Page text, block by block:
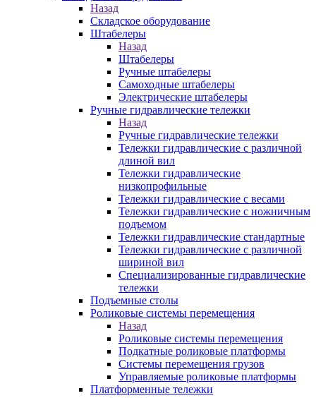
Назад
Складское оборудование
Штабелеры
Назад
Штабелеры
Ручные штабелеры
Самоходные штабелеры
Электрические штабелеры
Ручные гидравлические тележки
Назад
Ручные гидравлические тележки
Тележки гидравлические с различной
длиной вил
Тележки гидравлические
низкопрофильные
Тележки гидравлические с весами
Тележки гидравлические с ножничным
подъемом
Тележки гидравлические стандартные
Тележки гидравлические с различной
шириной вил
Специализированные гидравлические
тележки
Подъемные столы
Роликовые системы перемещения
Назад
Роликовые системы перемещения
Подкатные роликовые платформы
Системы перемещения грузов
Управляемые роликовые платформы
Платформенные тележки